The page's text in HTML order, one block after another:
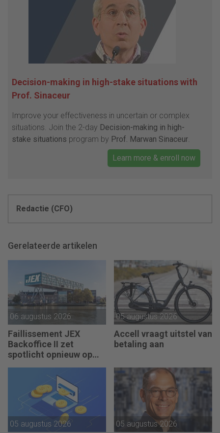
Decision-making in high-stake situations with
Prof. Sinaceur
Improve your effectiveness in uncertain or complex
situations. Join the 2-day Decision-making in high-
stake situations program by Prof. Marwan Sinaceur.
Learn more & enroll now
Redactie (CFO)
Gerelateerde artikelen
06 augustus 2026
Faillissement JEX
Backoffice II zet
spotlicht opnieuw op
JEX
05 augustus 2026
Accell vraagt uitstel van
betaling aan
05 augustus 2026 05 augustus 2026